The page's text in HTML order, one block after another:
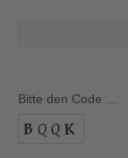
Bitte den Code …